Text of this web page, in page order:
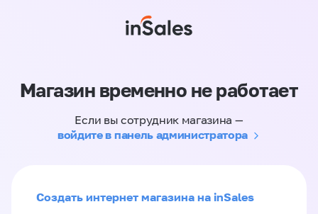
Магазин временно не работает
Если вы сотрудник магазина —
войдите в панель администратора
Создать интернет магазина на inSales